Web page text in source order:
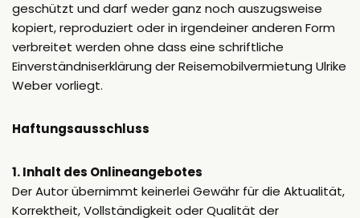
geschützt und darf weder ganz noch auszugsweise
kopiert, reproduziert oder in irgendeiner anderen Form
verbreitet werden ohne dass eine schriftliche
Einverständniserklärung der Reisemobilvermietung Ulrike
Weber vorliegt.
Haftungsausschluss
1. Inhalt des Onlineangebotes
Der Autor übernimmt keinerlei Gewähr für die Aktualität,
Korrektheit, Vollständigkeit oder Qualität der